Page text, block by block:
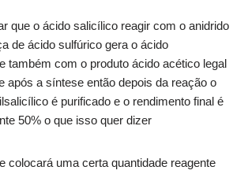
que o ácido salicílico reagir com o anidrido
de ácido sulfúrico gera o ácido
também com o produto ácido acético legal
após a síntese então depois da reação o
é purificado e o rendimento final é
50% o que isso quer dizer
colocará uma certa quantidade reagente